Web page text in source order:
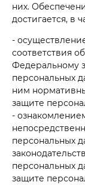
них.
достигается, в
-
соответствия
Федеральному
персональных
ним
защите
-
персональных
персональных
защите